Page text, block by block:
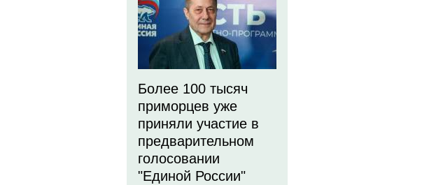
Более 100 тысяч
приморцев уже
приняли участие в
предварительном
голосовании
"Единой России"